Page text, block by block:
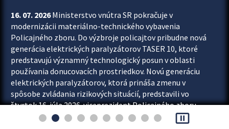
16. 07. 2026Ministerstvo vnútra SR pokračuje v
modernizácii materiálno-technického vybavenia
Policajného zboru. Do výzbroje policajtov pribudne nová
generácia elektrických paralyzátorov TASER 10, ktoré
predstavujú významný technologický posun v oblasti
používania donucovacích prostriedkov. Novú generáciu
elektrických paralyzátorov, ktorá prináša zmenu v
spôsobe zvládania rizikových situácií, predstavili vo
štvrtok 16. júla 2026 viceprezident Policajného zboru
Rastislav Polakovič a riaditeľ odboru výcviku...
pause_presentation